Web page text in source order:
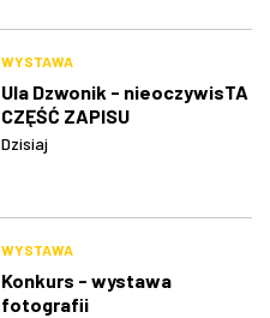
WYSTAWA
Ula Dzwonik - nieoczywisTA
CZĘŚĆ ZAPISU
Dzisiaj
WYSTAWA
Konkurs - wystawa
fotografii